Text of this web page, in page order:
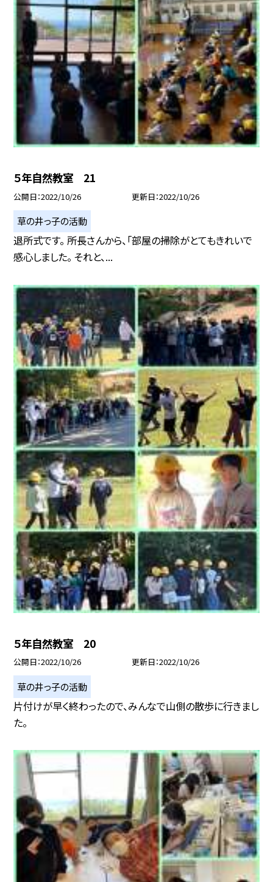
５年自然教室 21
公開日 2022/10/26 更新日 2022/10/26
草の井っ子の活動
退所式です。 所長さんから、「部屋の掃除がとてもきれいで
感心しました。 それと、...
５年自然教室 20
公開日 2022/10/26 更新日 2022/10/26
草の井っ子の活動
片付けが早く終わったので、みんなで山側の散歩に行きまし
た。